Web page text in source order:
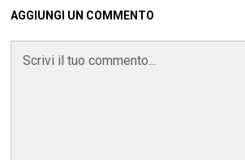
AGGIUNGI UN COMMENTO